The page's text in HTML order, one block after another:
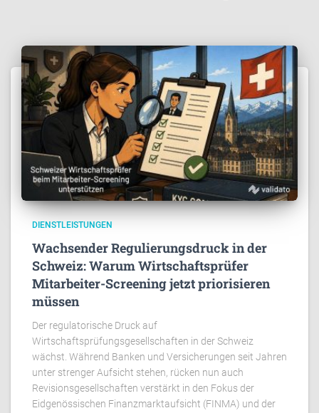
DIENSTLEISTUNGEN
Wachsender Regulierungsdruck in der
Schweiz: Warum Wirtschaftsprüfer
Mitarbeiter-Screening jetzt priorisieren
müssen
Der regulatorische Druck auf
Wirtschaftsprüfungsgesellschaften in der Schweiz
wächst. Während Banken und Versicherungen seit Jahren
unter strenger Aufsicht stehen, rücken nun auch
Revisionsgesellschaften verstärkt in den Fokus der
Eidgenössischen Finanzmarktaufsicht (FINMA) und der